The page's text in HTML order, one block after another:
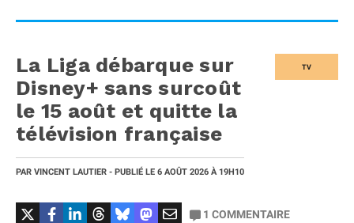
TV
La Liga débarque sur
Disney+ sans surcoût
le 15 août et quitte la
télévision française
PAR VINCENT LAUTIER - PUBLIÉ LE 6 AOÛT 2026 À 19H10
1 COMMENTAIRE